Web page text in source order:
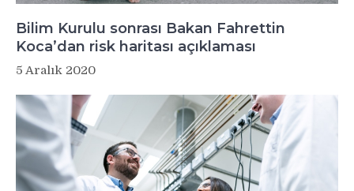
Bilim Kurulu sonrası Bakan Fahrettin
Koca’dan risk haritası açıklaması
5 Aralık 2020